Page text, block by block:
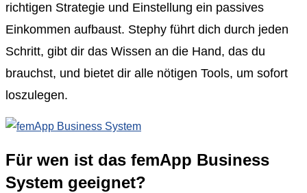
richtigen Strategie und Einstellung ein passives
Einkommen aufbaust. Stephy führt dich durch jeden
Schritt, gibt dir das Wissen an die Hand, das du
brauchst, und bietet dir alle nötigen Tools, um sofort
loszulegen.
Für wen ist das femApp Business
System geeignet?